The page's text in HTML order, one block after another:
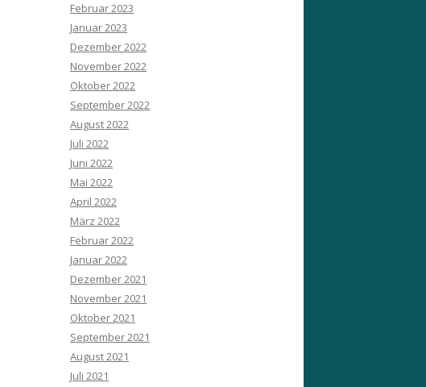
Februar 2023
Januar 2023
Dezember 2022
November 2022
Oktober 2022
September 2022
August 2022
Juli 2022
Juni 2022
Mai 2022
April 2022
März 2022
Februar 2022
Januar 2022
Dezember 2021
November 2021
Oktober 2021
September 2021
August 2021
Juli 2021